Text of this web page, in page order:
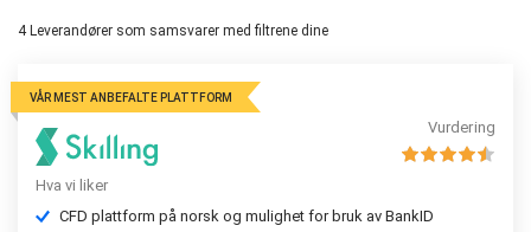
4 Leverandører som samsvarer med filtrene dine
VÅR MEST ANBEFALTE PLATTFORM
Vurdering
Hva vi liker
CFD plattform på norsk og mulighet for bruk av BankID